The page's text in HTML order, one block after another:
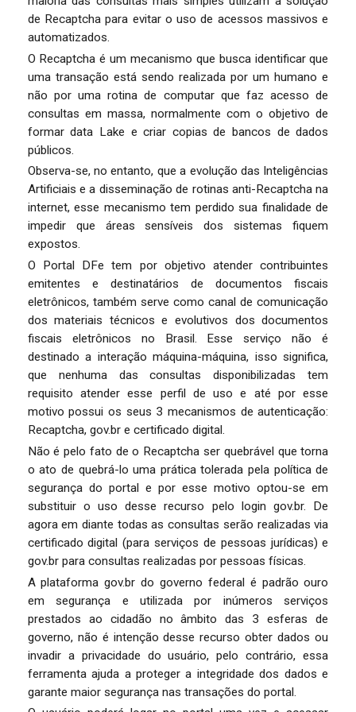
de Recaptcha para evitar o uso de acessos massivos e
automatizados.
O Recaptcha é um mecanismo que busca identificar que
uma transação está sendo realizada por um humano e
não por uma rotina de computar que faz acesso de
consultas em massa, normalmente com o objetivo de
formar data Lake e criar copias de bancos de dados
públicos.
Observa-se, no entanto, que a evolução das Inteligências
Artificiais e a disseminação de rotinas anti-Recaptcha na
internet, esse mecanismo tem perdido sua finalidade de
impedir que áreas sensíveis dos sistemas fiquem
expostos.
O Portal DFe tem por objetivo atender contribuintes
emitentes e destinatários de documentos fiscais
eletrônicos, também serve como canal de comunicação
dos materiais técnicos e evolutivos dos documentos
fiscais eletrônicos no Brasil. Esse serviço não é
destinado a interação máquina-máquina, isso significa,
que nenhuma das consultas disponibilizadas tem
requisito atender esse perfil de uso e até por esse
motivo possui os seus 3 mecanismos de autenticação:
Recaptcha, gov.br e certificado digital.
Não é pelo fato de o Recaptcha ser quebrável que torna
o ato de quebrá-lo uma prática tolerada pela política de
segurança do portal e por esse motivo optou-se em
substituir o uso desse recurso pelo login gov.br. De
agora em diante todas as consultas serão realizadas via
certificado digital (para serviços de pessoas jurídicas) e
gov.br para consultas realizadas por pessoas físicas.
A plataforma gov.br do governo federal é padrão ouro
em segurança e utilizada por inúmeros serviços
prestados ao cidadão no âmbito das 3 esferas de
governo, não é intenção desse recurso obter dados ou
invadir a privacidade do usuário, pelo contrário, essa
ferramenta ajuda a proteger a integridade dos dados e
garante maior segurança nas transações do portal.